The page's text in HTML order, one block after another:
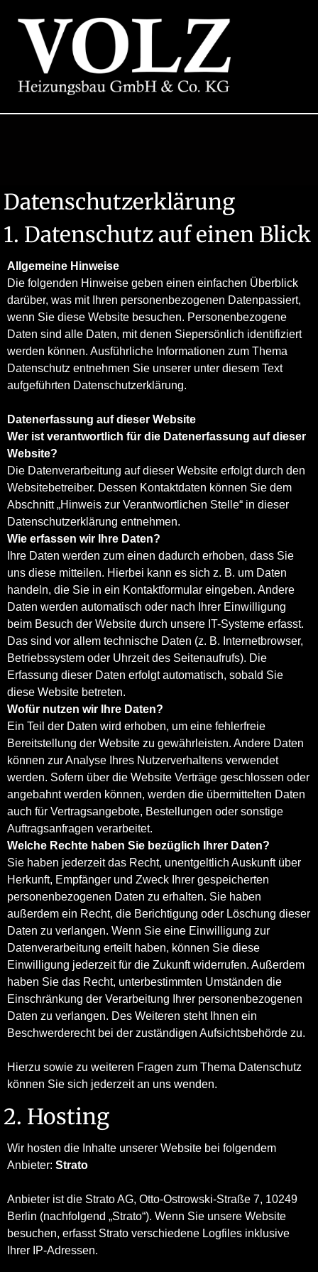
Datenschutzerklärung
1. Datenschutz auf einen Blick
Allgemeine Hinweise
Die folgenden Hinweise geben einen einfachen Überblick
darüber, was mit Ihren personenbezogenen Datenpassiert,
wenn Sie diese Website besuchen. Personenbezogene
Daten sind alle Daten, mit denen Siepersönlich identifiziert
werden können. Ausführliche Informationen zum Thema
Datenschutz entnehmen Sie unserer unter diesem Text
aufgeführten Datenschutzerklärung.
Datenerfassung auf dieser Website
Wer ist verantwortlich für die Datenerfassung auf dieser
Website?
Die Datenverarbeitung auf dieser Website erfolgt durch den
Websitebetreiber. Dessen Kontaktdaten können Sie dem
Abschnitt „Hinweis zur Verantwortlichen Stelle“ in dieser
Datenschutzerklärung entnehmen.
Wie erfassen wir Ihre Daten?
Ihre Daten werden zum einen dadurch erhoben, dass Sie
uns diese mitteilen. Hierbei kann es sich z. B. um Daten
handeln, die Sie in ein Kontaktformular eingeben. Andere
Daten werden automatisch oder nach Ihrer Einwilligung
beim Besuch der Website durch unsere IT-Systeme erfasst.
Das sind vor allem technische Daten (z. B. Internetbrowser,
Betriebssystem oder Uhrzeit des Seitenaufrufs). Die
Erfassung dieser Daten erfolgt automatisch, sobald Sie
diese Website betreten.
Wofür nutzen wir Ihre Daten?
Ein Teil der Daten wird erhoben, um eine fehlerfreie
Bereitstellung der Website zu gewährleisten. Andere Daten
können zur Analyse Ihres Nutzerverhaltens verwendet
werden. Sofern über die Website Verträge geschlossen oder
angebahnt werden können, werden die übermittelten Daten
auch für Vertragsangebote, Bestellungen oder sonstige
Auftragsanfragen verarbeitet.
Welche Rechte haben Sie bezüglich Ihrer Daten?
Sie haben jederzeit das Recht, unentgeltlich Auskunft über
Herkunft, Empfänger und Zweck Ihrer gespeicherten
personenbezogenen Daten zu erhalten. Sie haben
außerdem ein Recht, die Berichtigung oder Löschung dieser
Daten zu verlangen. Wenn Sie eine Einwilligung zur
Datenverarbeitung erteilt haben, können Sie diese
Einwilligung jederzeit für die Zukunft widerrufen. Außerdem
haben Sie das Recht, unterbestimmten Umständen die
Einschränkung der Verarbeitung Ihrer personenbezogenen
Daten zu verlangen. Des Weiteren steht Ihnen ein
Beschwerderecht bei der zuständigen Aufsichtsbehörde zu.
Hierzu sowie zu weiteren Fragen zum Thema Datenschutz
können Sie sich jederzeit an uns wenden.
2. Hosting
Wir hosten die Inhalte unserer Website bei folgendem
Anbieter: Strato
Anbieter ist die Strato AG, Otto-Ostrowski-Straße 7, 10249
Berlin (nachfolgend „Strato“). Wenn Sie unsere Website
besuchen, erfasst Strato verschiedene Logfiles inklusive
Ihrer IP-Adressen.